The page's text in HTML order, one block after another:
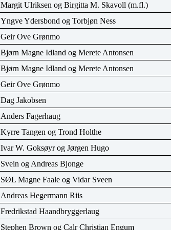
Margit Ulriksen og Birgitta M. Skavoll (m.fl.)
Yngve Ydersbond og Torbjøn Ness
Geir Ove Grønmo
Bjørn Magne Idland og Merete Antonsen
Bjørn Magne Idland og Merete Antonsen
Geir Ove Grønmo
Dag Jakobsen
Anders Fagerhaug
Kyrre Tangen og Trond Holthe
Ivar W. Goksøyr og Jørgen Hugo
Svein og Andreas Bjonge
SØL Magne Faale og Vidar Sveen
Andreas Hegermann Riis
Fredrikstad Haandbryggerlaug
Stephen Brown og Calr Christian Engum